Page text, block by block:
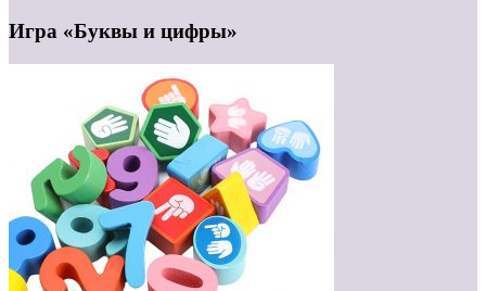
Игра «Буквы и цифры»